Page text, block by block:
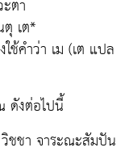
ตา
เต*
ช้คำว่า เม (เต แปล
ดังต่อไปนี้
ชชา จาระณะสัมปัน